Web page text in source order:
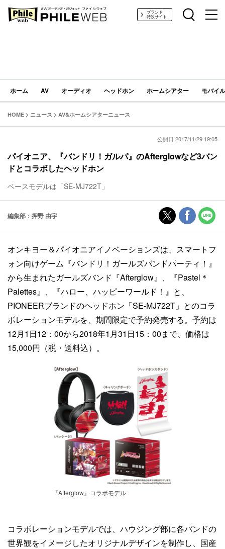
PHILE WEB｜AV/オーディオ/ガジェットブランド
特設サイト
ホーム AV オーディオ ヘッドホン ホームシアター モバイ
HOME > ニュース > AV&ホームシアターニュース
公開日 2017/11/29 19:05
パイオニア、『バンドリ！ガルパ』のAfterglowなど3バン
ドとコラボしたヘッドホン
ベースモデルは「SE-MJ722T」
編集部：押野 由宇
オンキヨー＆パイオニアイノベーションズは、スマートフ
ォン向けゲーム『バンドリ！ガールズバンドパーティ！』
から生まれたガールズバンド『Afterglow』、『Pastel＊
Palettes』、『ハロー、ハッピーワールド！』と、
PIONEERブランドのヘッドホン「SE-MJ722T」とのコラ
ボレーションモデルを、期間限定で予約発売する。予約は
12月1日12：00から2018年1月31日15：00まで、価格は
15,000円（税・送料込）。
『Afterglow』コラボモデル
コラボレーションモデルでは、ハウジング部に各バンドの
世界観をイメージしたオリジナルデザインを制作し、国産